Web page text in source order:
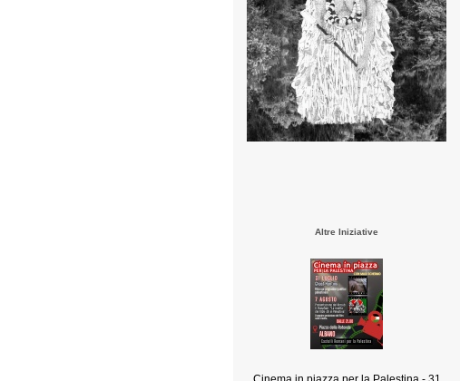
Altre Iniziative